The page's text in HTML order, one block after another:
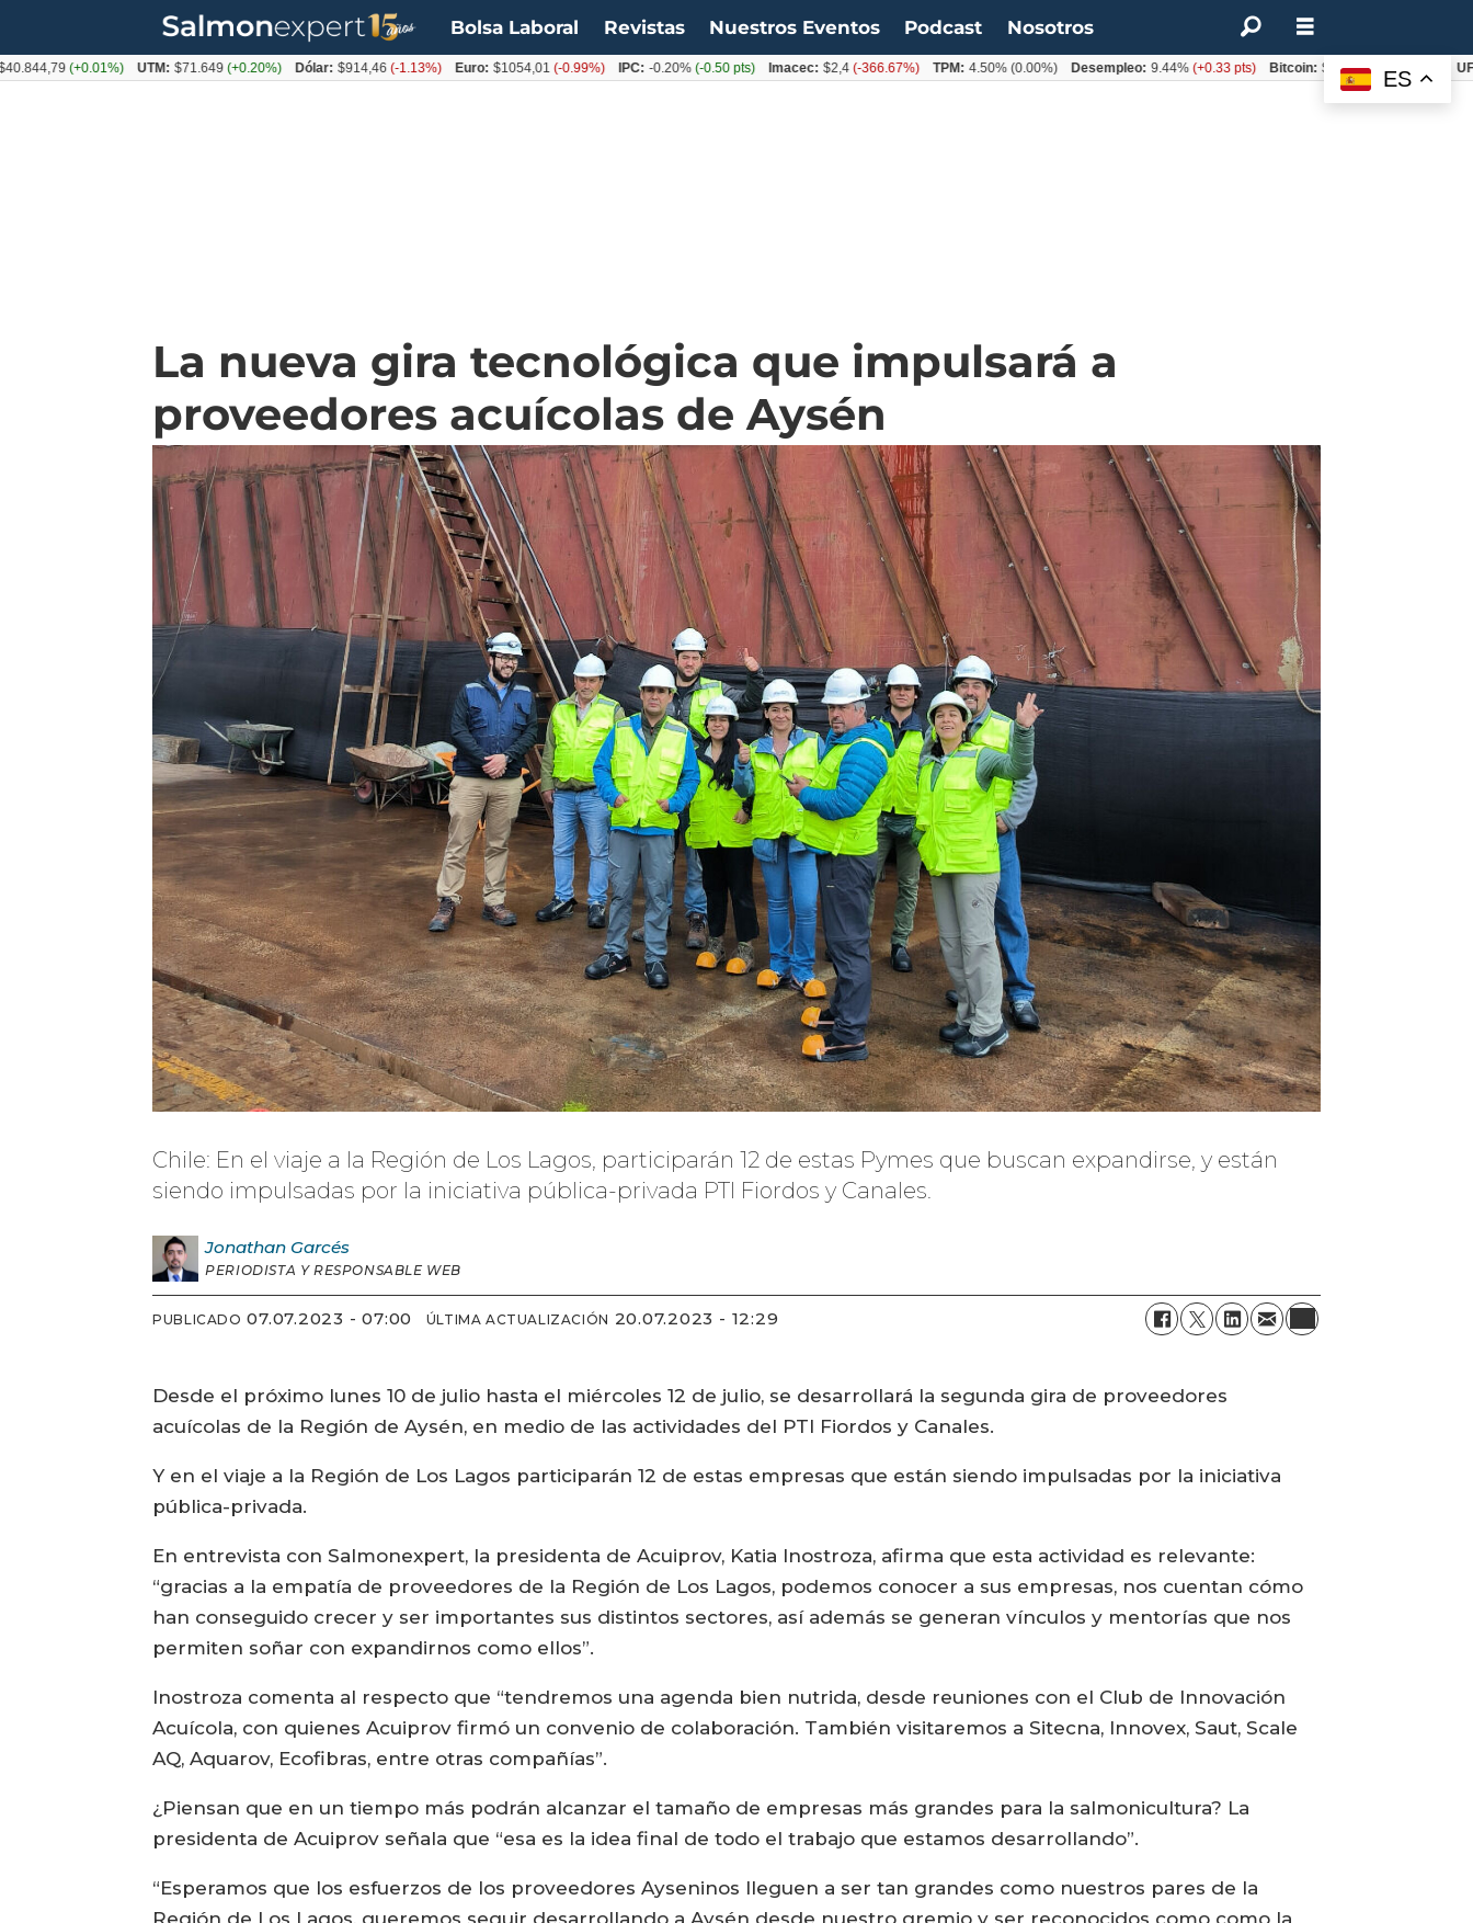
Bolsa Laboral Revistas Nuestros Eventos Podcast Nosotros
La nueva gira tecnológica que impulsará a
proveedores acuícolas de Aysén
Chile: En el viaje a la Región de Los Lagos, participarán 12 de estas Pymes que buscan expandirse, y están
siendo impulsadas por la iniciativa pública-privada PTI Fiordos y Canales.
Jonathan Garcés
PERIODISTA Y RESPONSABLE WEB
PUBLICADO 07.07.2023 - 07:00 ÚLTIMA ACTUALIZACIÓN 20.07.2023 - 12:29
Desde el próximo lunes 10 de julio hasta el miércoles 12 de julio, se desarrollará la segunda gira de proveedores
acuícolas de la Región de Aysén, en medio de las actividades del PTI Fiordos y Canales.
Y en el viaje a la Región de Los Lagos participarán 12 de estas empresas que están siendo impulsadas por la iniciativa
pública-privada.
En entrevista con Salmonexpert, la presidenta de Acuiprov, Katia Inostroza, afirma que esta actividad es relevante:
“gracias a la empatía de proveedores de la Región de Los Lagos, podemos conocer a sus empresas, nos cuentan cómo
han conseguido crecer y ser importantes sus distintos sectores, así además se generan vínculos y mentorías que nos
permiten soñar con expandirnos como ellos”.
Inostroza comenta al respecto que “tendremos una agenda bien nutrida, desde reuniones con el Club de Innovación
Acuícola, con quienes Acuiprov firmó un convenio de colaboración. También visitaremos a Sitecna, Innovex, Saut, Scale
AQ, Aquarov, Ecofibras, entre otras compañías”.
¿Piensan que en un tiempo más podrán alcanzar el tamaño de empresas más grandes para la salmonicultura? La
presidenta de Acuiprov señala que “esa es la idea final de todo el trabajo que estamos desarrollando”.
“Esperamos que los esfuerzos de los proveedores Ayseninos lleguen a ser tan grandes como nuestros pares de la
Región de Los Lagos, queremos seguir desarrollando a Aysén desde nuestro gremio y ser reconocidos como como la
ES
(+0.01%) UTM: $71.649(+0.20%) Dólar: $914,46(-1.13%) Euro: $1054,01(-0.99%) IPC: -0.20%(-0.50 pts) Imacec: $2,4(-366.67%) TPM: 4.50%(0.00%) Desempleo: 9.44%(+0.33 pts) Bitcoin: $62.760,11(-1.74%)